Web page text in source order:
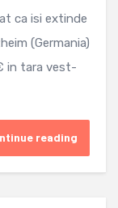
ca isi extinde
(Germania)
in tara vest-
reading